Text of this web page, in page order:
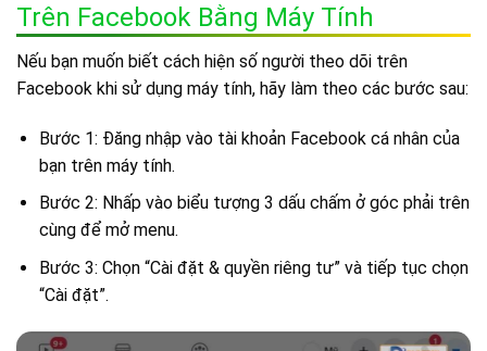
Trên Facebook Bằng Máy Tính
Nếu bạn muốn biết cách hiện số người theo dõi trên
Facebook khi sử dụng máy tính, hãy làm theo các bước sau:
Bước 1: Đăng nhập vào tài khoản Facebook cá nhân của
bạn trên máy tính.
Bước 2: Nhấp vào biểu tượng 3 dấu chấm ở góc phải trên
cùng để mở menu.
Bước 3: Chọn “Cài đặt & quyền riêng tư” và tiếp tục chọn
“Cài đặt”.